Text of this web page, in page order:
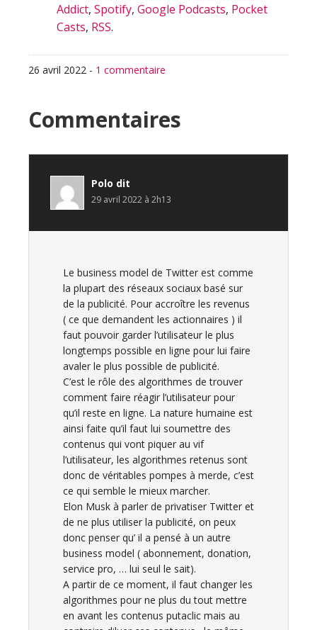
Addict, Spotify, Google Podcasts, Pocket
Casts, RSS.
26 avril 2022 - 1 commentaire
Interactions
du
lecteur
Commentaires
Polo dit
29 avril 2022 à 2h13
Le business model de Twitter est comme
la plupart des réseaux sociaux basé sur
de la publicité. Pour accroître les revenus
( ce que demandent les actionnaires ) il
faut pouvoir garder l’utilisateur le plus
longtemps possible en ligne pour lui faire
avaler le plus possible de publicité.
C’est le rôle des algorithmes de trouver
comment faire réagir l’utilisateur pour
qu’il reste en ligne. La nature humaine est
ainsi faite qu’il faut lui soumettre des
contenus qui vont piquer au vif
l’utilisateur, les algorithmes retenus sont
donc de véritables pompes à merde, c’est
ce qui semble le mieux marcher.
Elon Musk à parler de privatiser Twitter et
de ne plus utiliser la publicité, on peux
donc penser qu’ il a pensé à un autre
business model ( abonnement, donation,
service pro, … lui seul le sait).
A partir de ce moment, il faut changer les
algorithmes pour ne plus du tout mettre
en avant les contenus putaclic mais au